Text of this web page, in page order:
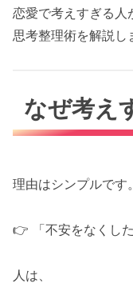
恋愛で考えすぎる人
思考整理術を解説し
なぜ考え
理由はシンプルです。
👉 「不安をなくした
人は、